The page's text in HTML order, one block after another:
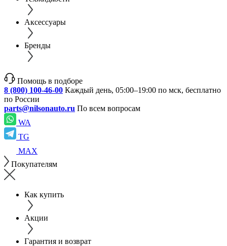
Аксессуары
Бренды
Помощь в подборе
8 (800) 100-46-00 Каждый день, 05:00–19:00 по мск, бесплатно
по России
parts@nilsonauto.ru По всем вопросам
WA
TG
MAX
Покупателям
Как купить
Акции
Гарантия и возврат